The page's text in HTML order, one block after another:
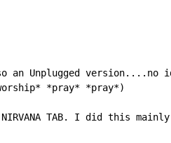
an Unplugged
*pray* *pray*)
NIRVANA TAB. I did this